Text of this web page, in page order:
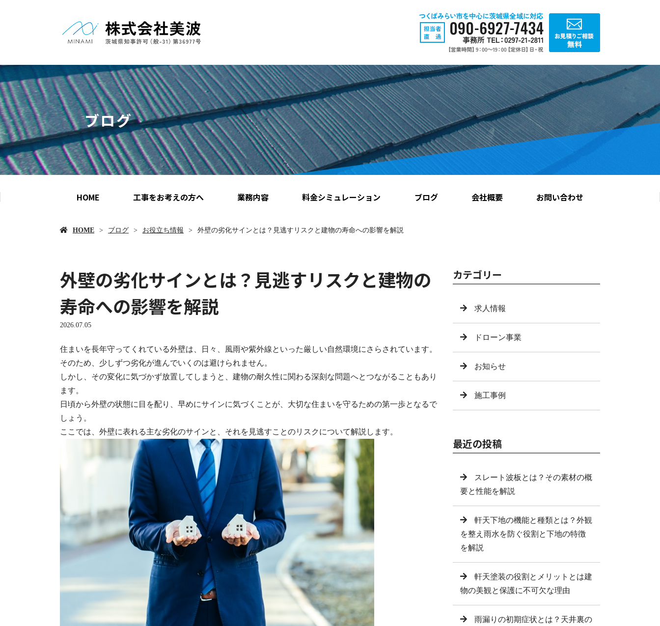
ブログ
HOME 工事をお考えの方へ 業務内容 料金シミュレーション ブログ 会社概要 お問い合わせ
HOME ブログ お役立ち情報 外壁の劣化サインとは？見逃すリスクと建物の寿命への影響を解説
外壁の劣化サインとは？見逃すリスクと建物の
寿命への影響を解説
2026.07.05
住まいを長年守ってくれている外壁は、日々、風雨や紫外線といった厳しい自然環境にさらされています。
そのため、少しずつ劣化が進んでいくのは避けられません。
しかし、その変化に気づかず放置してしまうと、建物の耐久性に関わる深刻な問題へとつながることもあり
ます。
日頃から外壁の状態に目を配り、早めにサインに気づくことが、大切な住まいを守るための第一歩となるで
しょう。
ここでは、外壁に表れる主な劣化のサインと、それを見逃すことのリスクについて解説します。
カテゴリー
求人情報
ドローン事業
お知らせ
施工事例
最近の投稿
スレート波板とは？その素材の概
要と性能を解説
軒天下地の機能と種類とは？外観
を整え雨水を防ぐ役割と下地の特徴
を解説
軒天塗装の役割とメリットとは建
物の美観と保護に不可欠な理由
雨漏りの初期症状とは？天井裏の